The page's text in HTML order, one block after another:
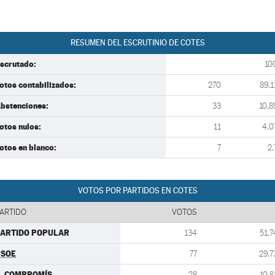
RESUMEN DEL ESCRUTINIO DE COTES
contabilizados: 270
33
nulos: 11
en blanco: 7
VOTOS POR PARTIDOS EN COTES
VOTOS
POPULAR 134
77